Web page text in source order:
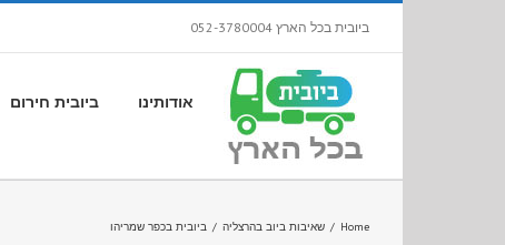
ביובית בכל הארץ 052-3780004
אודותינו ביובית חירום
Home
/ שאיבות ביוב בהרצליה / ביובית בכפר שמריהו